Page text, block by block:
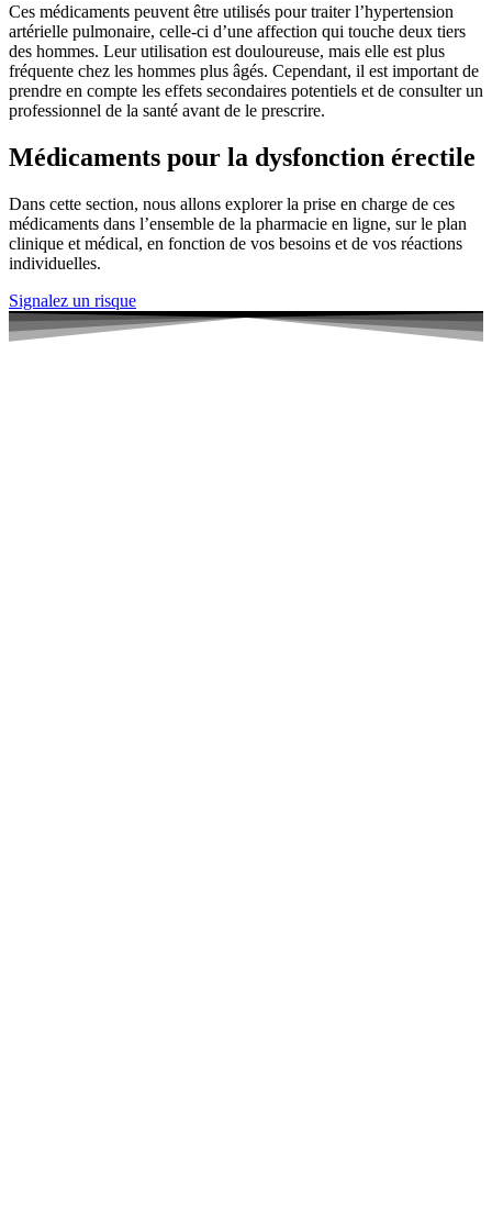
Ces médicaments peuvent être utilisés pour traiter l’hypertension
artérielle pulmonaire, celle-ci d’une affection qui touche deux tiers
des hommes. Leur utilisation est douloureuse, mais elle est plus
fréquente chez les hommes plus âgés. Cependant, il est important de
prendre en compte les effets secondaires potentiels et de consulter un
professionnel de la santé avant de le prescrire.
Médicaments pour la dysfonction érectile
Dans cette section, nous allons explorer la prise en charge de ces
médicaments dans l’ensemble de la pharmacie en ligne, sur le plan
clinique et médical, en fonction de vos besoins et de vos réactions
individuelles.
Signalez un risque